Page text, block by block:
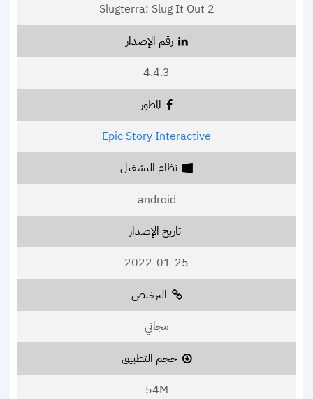
Slugterra: Slug It Out 2‏
رقم الإصدار
4.4.3
المطور
Epic Story Interactive
نظام التشغيل
android
تاريخ الإصدار
2022-01-25
الترخيص
مجاني
حجم التطبيق
54M